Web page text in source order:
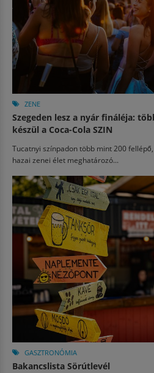
ZENE
Szegeden lesz a nyár fináléja:
készül a Coca-Cola SZIN
Tucatnyi színpadon több mint 200
hazai zenei élet meghatározó...
GASZTRONÓMIA
Bakancslista Sörútlevél